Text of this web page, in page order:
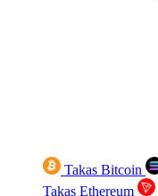
Takas Bitcoin
Takas Ethereum